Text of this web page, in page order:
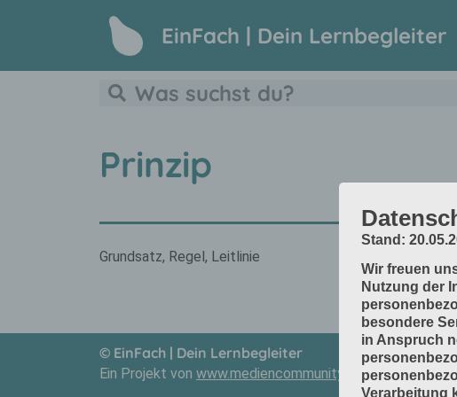
EinFach | Dein Lernbegleiter
Prinzip
Grundsatz, Regel, Leitlinie
© EinFach | Dein Lernbegleiter
Ein Projekt von www.mediencommunity.de und
Stand:
Wir freuen
Nutzung der
besondere
in Anspruch
Verarbeitung